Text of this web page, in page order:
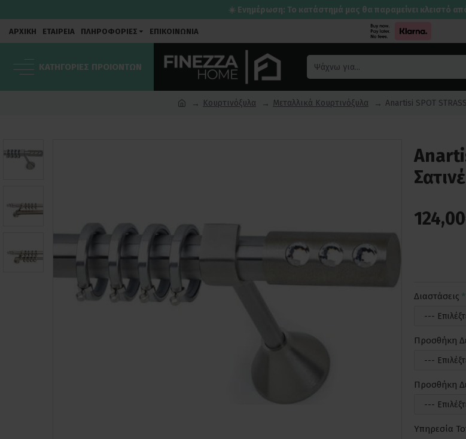
☀️ Ενημέρωση: Το κατάστημά μας θα παραμείνει κλειστό
ΑΡΧΙΚΗ ΕΤΑΙΡΕΙΑ ΠΛΗΡΟΦΟΡΙΕΣ ΕΠΙΚΟΙΝΩΝΙΑ
ΚΑΤΗΓΟΡΙΕΣ ΠΡΟΙΟΝΤΩΝ
Κουρτινόξυλα Μεταλλικά Κουρτινόξυλα Anartisi SPOT
Διαστάσεις
Προσθήκη
Προσθήκη
Υπηρεσία